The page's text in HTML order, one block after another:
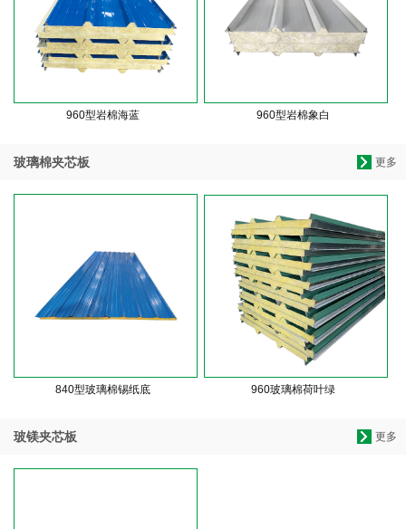
960型岩棉海蓝 960型岩棉象白
更多
玻璃棉夹芯板
840型玻璃棉锡纸底 960玻璃棉荷叶绿
更多
玻镁夹芯板